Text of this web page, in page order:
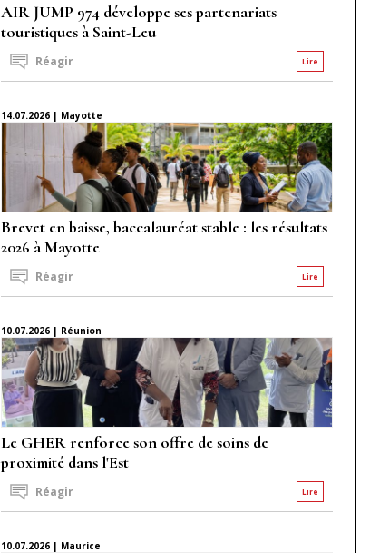
AIR JUMP 974 développe ses partenariats
touristiques à Saint-Leu
Lire
Réagir
14.07.2026 | Mayotte
Brevet en baisse, baccalauréat stable : les résultats
2026 à Mayotte
Lire
Réagir
10.07.2026 | Réunion
Le GHER renforce son offre de soins de
proximité dans l'Est
Lire
Réagir
10.07.2026 | Maurice